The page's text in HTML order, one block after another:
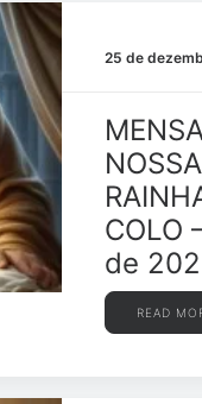
25 de
COLO
de
READ